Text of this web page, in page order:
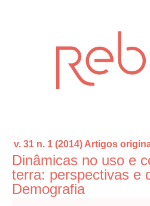
v. 31 n. 1 (2014) Artigos
Dinâmicas no uso e
terra: perspectivas e
Demografia